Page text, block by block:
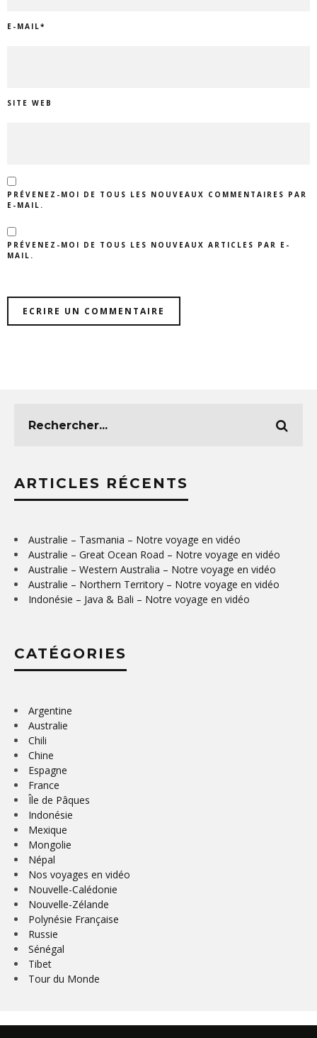
E-MAIL*
SITE WEB
PRÉVENEZ-MOI DE TOUS LES NOUVEAUX COMMENTAIRES PAR
E-MAIL.
PRÉVENEZ-MOI DE TOUS LES NOUVEAUX ARTICLES PAR E-
MAIL.
ARTICLES RÉCENTS
Australie – Tasmania – Notre voyage en vidéo
Australie – Great Ocean Road – Notre voyage en vidéo
Australie – Western Australia – Notre voyage en vidéo
Australie – Northern Territory – Notre voyage en vidéo
Indonésie – Java & Bali – Notre voyage en vidéo
CATÉGORIES
Argentine
Australie
Chili
Chine
Espagne
France
Île de Pâques
Indonésie
Mexique
Mongolie
Népal
Nos voyages en vidéo
Nouvelle-Calédonie
Nouvelle-Zélande
Polynésie Française
Russie
Sénégal
Tibet
Tour du Monde